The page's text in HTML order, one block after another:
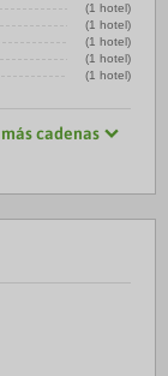
(1 hotel)
(1 hotel)
(1 hotel)
(1 hotel)
(1 hotel)
cadenas